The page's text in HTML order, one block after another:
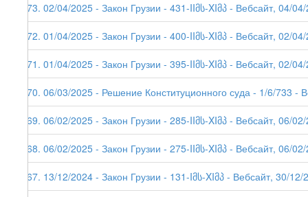
273. 02/04/2025 - Закон Грузии - 431-IIმს-XIმპ - Вебсайт, 04/
272. 01/04/2025 - Закон Грузии - 400-IIმს-XIმპ - Вебсайт, 02/
271. 01/04/2025 - Закон Грузии - 395-IIმს-XIმპ - Вебсайт, 02/
270. 06/03/2025 - Решение Конституционного суда - 1/6/733 -
269. 06/02/2025 - Закон Грузии - 285-IIმს-XIმპ - Вебсайт, 06/
268. 06/02/2025 - Закон Грузии - 275-IIმს-XIმპ - Вебсайт, 06/
267. 13/12/2024 - Закон Грузии - 131-Iმს-XIმპ - Вебсайт, 30/12/